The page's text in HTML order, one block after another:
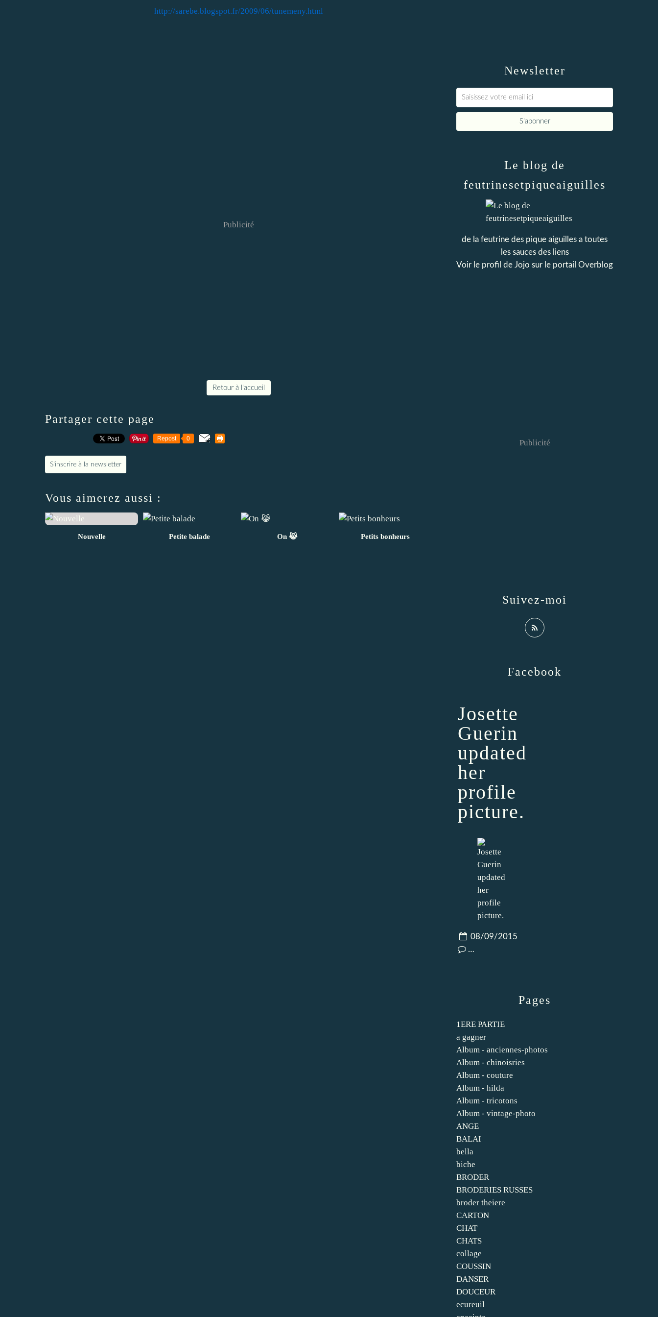
http://sarebe.blogspot.fr/2009/06/tunemeny.html
Publicité
Retour à l'accueil
Partager cette page
Repost 0
S'inscrire à la newsletter
Vous aimerez aussi :
Nouvelle Petite balade On 😹 Petits bonheurs
Newsletter
Pages
1ERE PARTIE
a gagner
Album - anciennes-photos
Album - chinoisries
Album - couture
Album - hilda
Album - tricotons
Album - vintage-photo
ANGE
BALAI
bella
biche
BRODER
BRODERIES RUSSES
broder theiere
CARTON
CHAT
CHATS
collage
COUSSIN
DANSER
DOUCEUR
ecureuil
Le blog de
feutrinesetpiqueaiguilles
de la feutrine des pique aiguilles a toutes
les sauces des liens
Voir le profil de Jojo sur le portail Overblog
Suivez-moi
Facebook
Josette
Guerin
updated
her
profile
picture.
08/09/2015
…
Publicité